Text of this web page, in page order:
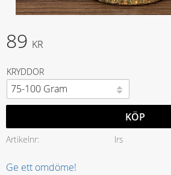
89 KR
KRYDDOR
KÖP
Artikelnr lrs
Ge ett omdöme!